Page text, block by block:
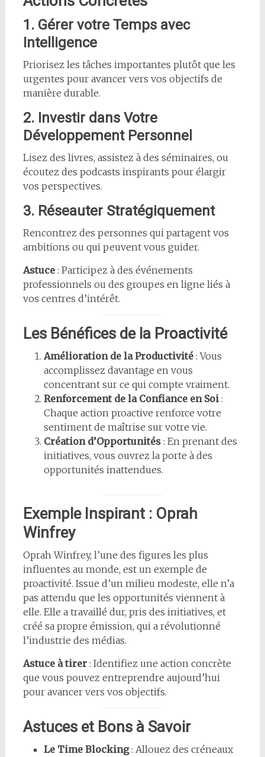
1. Gérer votre Temps avec
Intelligence
Priorisez les tâches importantes plutôt que les
urgentes pour avancer vers vos objectifs de
manière durable.
2. Investir dans Votre
Développement Personnel
Lisez des livres, assistez à des séminaires, ou
écoutez des podcasts inspirants pour élargir
vos perspectives.
3. Réseauter Stratégiquement
Rencontrez des personnes qui partagent vos
ambitions ou qui peuvent vous guider.
Astuce: Participez à des événements
professionnels ou des groupes en ligne liés à
vos centres d’intérêt.
Les Bénéfices de la Proactivité
Amélioration de la Productivité: Vous
accomplissez davantage en vous
concentrant sur ce qui compte vraiment.
Renforcement de la Confiance en Soi:
Chaque action proactive renforce votre
sentiment de maîtrise sur votre vie.
Création d’Opportunités: En prenant des
initiatives, vous ouvrez la porte à des
opportunités inattendues.
Exemple Inspirant : Oprah
Winfrey
Oprah Winfrey, l’une des figures les plus
influentes au monde, est un exemple de
proactivité. Issue d’un milieu modeste, elle n’a
pas attendu que les opportunités viennent à
elle. Elle a travaillé dur, pris des initiatives, et
créé sa propre émission, qui a révolutionné
l’industrie des médias.
Astuce à tirer: Identifiez une action concrète
que vous pouvez entreprendre aujourd’hui
pour avancer vers vos objectifs.
Astuces et Bons à Savoir
Le Time Blocking: Allouez des créneaux